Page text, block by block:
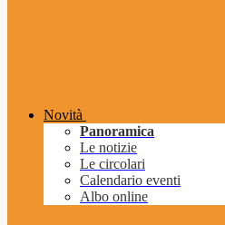
Novità
Panoramica
Le notizie
Le circolari
Calendario eventi
Albo online